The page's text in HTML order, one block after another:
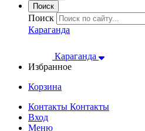
Поиск
Поиск
Караганда
Караганда
Избранное
Корзина
Контакты Контакты
Вход
Меню